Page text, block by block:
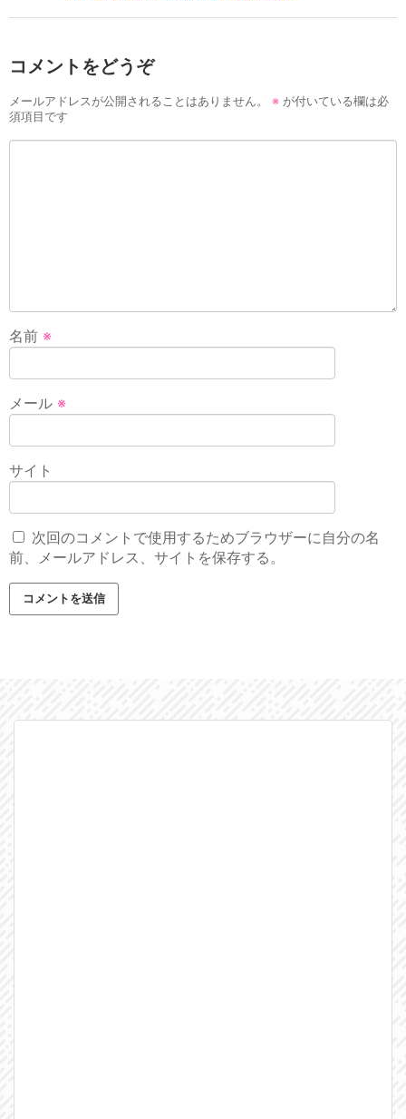
コメントをどうぞ
メールアドレスが公開されることはありません。 ※ が付いている欄は必
須項目です
名前 ※
メール ※
サイト
次回のコメントで使用するためブラウザーに自分の名
前、メールアドレス、サイトを保存する。